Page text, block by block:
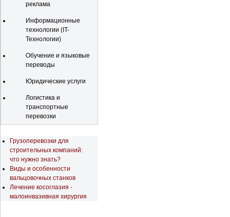
реклама
Информационные
технологии (IT-
Технологии)
Обучение и языковые
переводы
Юридические услуги
Логистика и
транспортные
перевозки
Грузоперевозки для
строительных компаний:
что нужно знать?
Виды и особенности
вальцовочных станков
Лечение косоглазия -
малоинвазивная хирургия